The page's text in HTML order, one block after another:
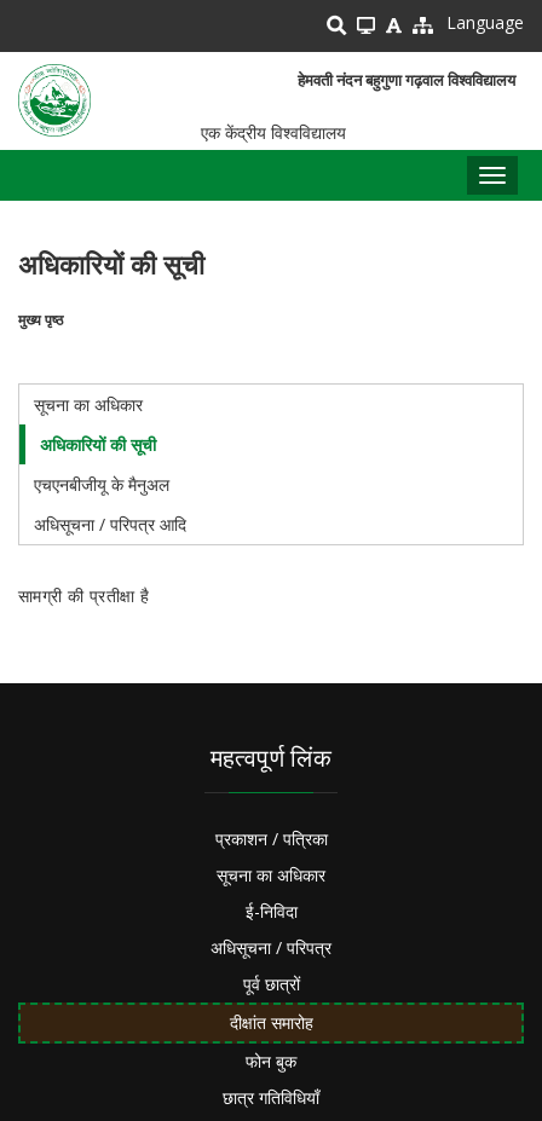
main
content
Language
हेमवती नंदन बहुगुणा गढ़वाल विश्वविद्यालय
एक केंद्रीय विश्वविद्यालय
अधिकारियों की सूची
मुख्य पृष्ठ
RTI
सूचना का अधिकार
अधिकारियों की सूची
एचएनबीजीयू के मैनुअल
अधिसूचना / परिपत्र आदि
सामग्री की प्रतीक्षा है
महत्वपूर्ण लिंक
प्रकाशन / पत्रिका
सूचना का अधिकार
ई-निविदा
अधिसूचना / परिपत्र
पूर्व छात्रों
दीक्षांत समारोह
फोन बुक
छात्र गतिविधियाँ